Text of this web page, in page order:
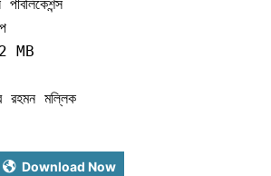
MB
রহমন মল্লিক
Download Now